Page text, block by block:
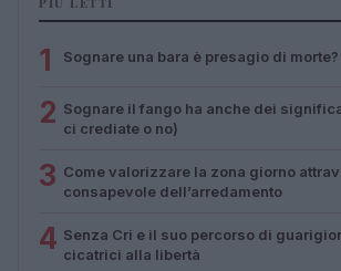
1 Sognare una bara è presagio di morte?
2 Sognare il fango ha anche dei
ci crediate o no)
3 Come valorizzare la zona giorno
consapevole dell’arredamento
4 Senza Cri e il suo percorso di
cicatrici alla libertà